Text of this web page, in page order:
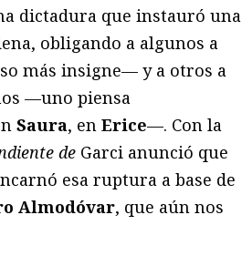
dictadura que instauró una
obligando a algunos a
más insigne— y a otros a
—uno piensa
Saura, en Erice—. Con la
de Garci anunció que
esa ruptura a base de
Almodóvar, que aún nos